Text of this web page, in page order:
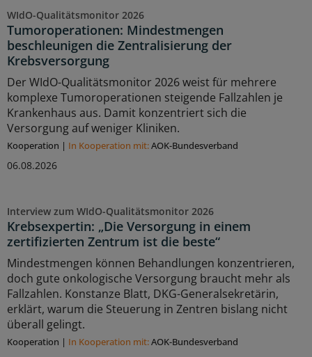
WIdO-Qualitätsmonitor 2026
Tumoroperationen: Mindestmengen
beschleunigen die Zentralisierung der
Krebsversorgung
Der WIdO-Qualitätsmonitor 2026 weist für mehrere
komplexe Tumoroperationen steigende Fallzahlen je
Krankenhaus aus. Damit konzentriert sich die
Versorgung auf weniger Kliniken.
Kooperation | In Kooperation mit:AOK-Bundesverband
06.08.2026
Interview zum WIdO-Qualitätsmonitor 2026
Krebsexpertin: „Die Versorgung in einem
zertifizierten Zentrum ist die beste“
Mindestmengen können Behandlungen konzentrieren,
doch gute onkologische Versorgung braucht mehr als
Fallzahlen. Konstanze Blatt, DKG-Generalsekretärin,
erklärt, warum die Steuerung in Zentren bislang nicht
überall gelingt.
Kooperation | In Kooperation mit:AOK-Bundesverband